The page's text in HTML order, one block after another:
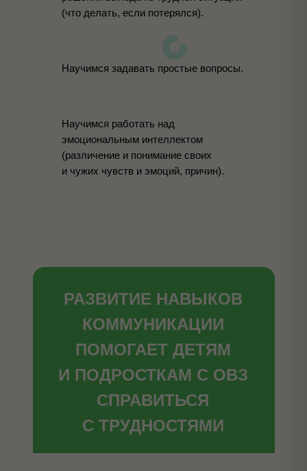
Научимся работать над
эмоциональным интеллектом
(различение и понимание своих
и чужих чувств и эмоций, причин).
(что делать, если потерялся).
Научимся задавать простые вопросы.
РАЗВИТИЕ НАВЫКОВ
КОММУНИКАЦИИ
ПОМОГАЕТ ДЕТЯМ
И ПОДРОСТКАМ С ОВЗ
СПРАВИТЬСЯ
С ТРУДНОСТЯМИ